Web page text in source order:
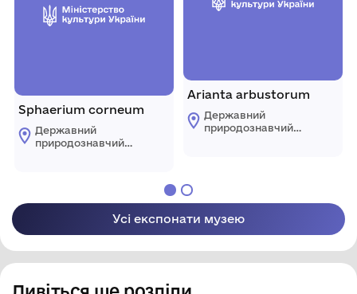
Sphaerium corneum
Державний
природознавчий
Arianta arbustorum
Державний
природознавчий
Усі експонати музею